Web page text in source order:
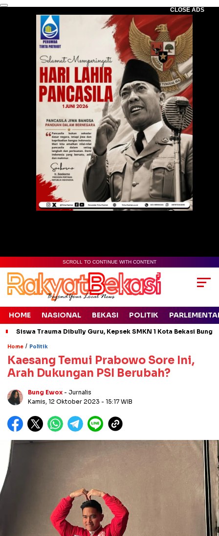
CLOSE ADS
SCROLL TO CONTINUE WITH CONTENT
HOME NASIONAL BEKASI POLITIK
Siswa Trauma Dibully Guru, Kepsek SMKN 1 Kota Bekasi
Home / Politik
Kaesang Temui Prabowo Sore Ini,
Arah Dukungan PSI Berubah?
Bung Ewox - Jurnalis
Kamis, 12 Oktober 2023 - 15:17 WIB